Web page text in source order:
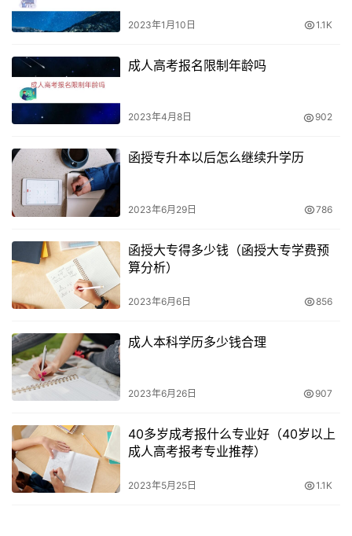
2023年1月10日 1.1K
成人高考报名限制年龄吗
2023年4月8日 902
函授专升本以后怎么继续升学历
2023年6月29日 786
函授大专得多少钱（函授大专学费预
算分析）
2023年6月6日 856
成人本科学历多少钱合理
2023年6月26日 907
40多岁成考报什么专业好（40岁以上
成人高考报考专业推荐）
2023年5月25日 1.1K